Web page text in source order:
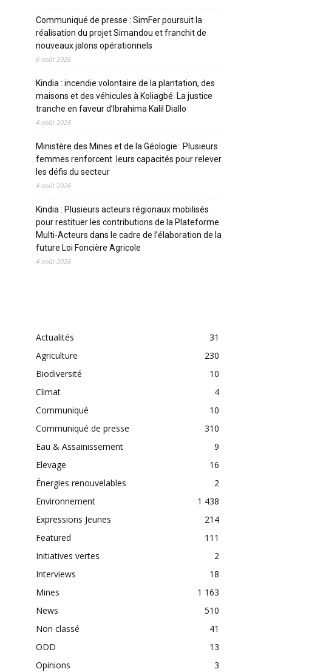
Communiqué de presse : SimFer poursuit la
réalisation du projet Simandou et franchit de
nouveaux jalons opérationnels
6 août 2026
Kindia : incendie volontaire de la plantation, des
maisons et des véhicules à Koliagbé. La justice
tranche en faveur d’Ibrahima Kalil Diallo
4 août 2026
Ministère des Mines et de la Géologie : Plusieurs
femmes renforcent leurs capacités pour relever
les défis du secteur
4 août 2026
Kindia : Plusieurs acteurs régionaux mobilisés
pour restituer les contributions de la Plateforme
Multi-Acteurs dans le cadre de l’élaboration de la
future Loi Foncière Agricole
4 août 2026
Actualités
31
Agriculture
230
Biodiversité
10
Climat
4
Communiqué
10
Communiqué de presse
310
Eau & Assainissement
9
Elevage
16
Énergies renouvelables
2
Environnement
1 438
Expressions Jeunes
214
Featured
111
Initiatives vertes
2
Interviews
18
Mines
1 163
News
510
Non classé
41
ODD
13
Opinions
3